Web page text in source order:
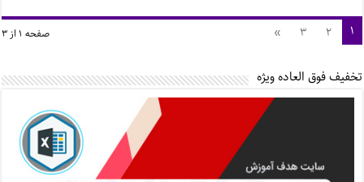
صفحه ۱ از ۳ ۱ ۲ ۳ »
تخفیف فوق العاده ویژه